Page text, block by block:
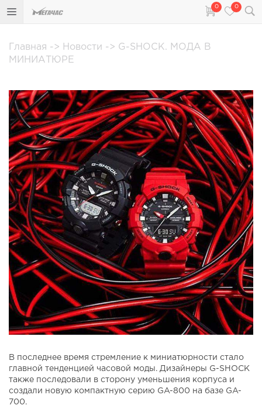
0 0
Главная -> Новости -> G-SHOCK. МОДА В
МИНИАТЮРЕ
В последнее время стремление к миниатюрности стало
главной тенденцией часовой моды. Дизайнеры G-SHOCK
также последовали в сторону уменьшения корпуса и
создали новую компактную серию GA-800 на базе GA-
700.